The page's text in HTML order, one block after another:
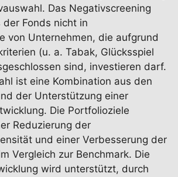
Das Negativscreening
Fonds nicht in
von Unternehmen, die aufgrund
(u. a. Tabak, Glücksspiel
sind, investieren darf.
ist eine Kombination aus den
der Unterstützung einer
Die Portfolioziele
Reduzierung der
und einer Verbesserung der
Vergleich zur Benchmark. Die
wird unterstützt, durch